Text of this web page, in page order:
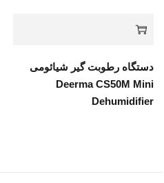
دستگاه رطوبت گیر شیائومی
Deerma CS50M Mini
Dehumidifier